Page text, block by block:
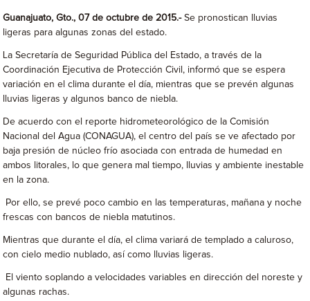
Guanajuato, Gto., 07 de octubre de 2015.-Se pronostican lluvias
ligeras para algunas zonas del estado.
La Secretaría de Seguridad Pública del Estado, a través de la
Coordinación Ejecutiva de Protección Civil, informó que se espera
variación en el clima durante el día, mientras que se prevén algunas
lluvias ligeras y algunos banco de niebla.
De acuerdo con el reporte hidrometeorológico de la Comisión
Nacional del Agua (CONAGUA), el centro del país se ve afectado por
baja presión de núcleo frío asociada con entrada de humedad en
ambos litorales, lo que genera mal tiempo, lluvias y ambiente inestable
en la zona.
Por ello, se prevé poco cambio en las temperaturas, mañana y noche
frescas con bancos de niebla matutinos.
Mientras que durante el día, el clima variará de templado a caluroso,
con cielo medio nublado, así como lluvias ligeras.
El viento soplando a velocidades variables en dirección del noreste y
algunas rachas.